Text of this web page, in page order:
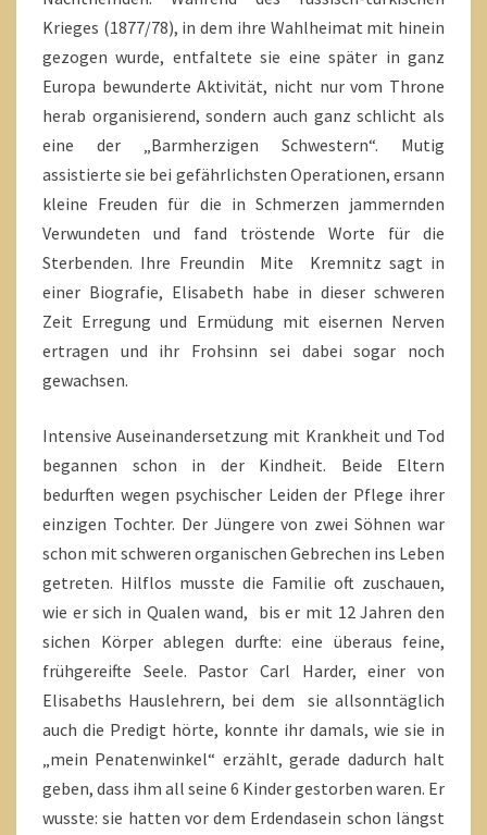
Krieges (1877/78), in dem ihre Wahlheimat mit hinein
gezogen wurde, entfaltete sie eine später in ganz
Europa bewunderte Aktivität, nicht nur vom Throne
herab organisierend, sondern auch ganz schlicht als
eine der „Barmherzigen Schwestern“. Mutig
assistierte sie bei gefährlichsten Operationen, ersann
kleine Freuden für die in Schmerzen jammernden
Verwundeten und fand tröstende Worte für die
Sterbenden. Ihre Freundin Mite Kremnitz sagt in
einer Biografie, Elisabeth habe in dieser schweren
Zeit Erregung und Ermüdung mit eisernen Nerven
ertragen und ihr Frohsinn sei dabei sogar noch
gewachsen.
Intensive Auseinandersetzung mit Krankheit und Tod
begannen schon in der Kindheit. Beide Eltern
bedurften wegen psychischer Leiden der Pflege ihrer
einzigen Tochter. Der Jüngere von zwei Söhnen war
schon mit schweren organischen Gebrechen ins Leben
getreten. Hilflos musste die Familie oft zuschauen,
wie er sich in Qualen wand, bis er mit 12 Jahren den
sichen Körper ablegen durfte: eine überaus feine,
frühgereifte Seele. Pastor Carl Harder, einer von
Elisabeths Hauslehrern, bei dem sie allsonntäglich
auch die Predigt hörte, konnte ihr damals, wie sie in
„mein Penatenwinkel“ erzählt, gerade dadurch halt
geben, dass ihm all seine 6 Kinder gestorben waren. Er
wusste: sie hatten vor dem Erdendasein schon längst